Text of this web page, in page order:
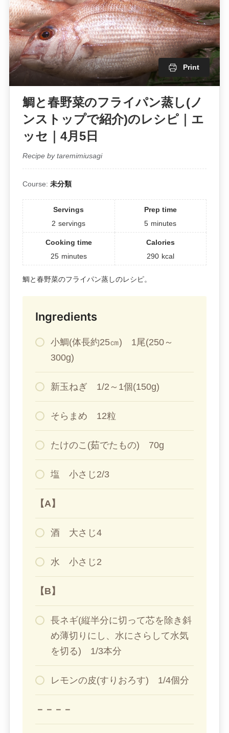
Print
鯛と春野菜のフライパン蒸し(ノ
ンストップで紹介)のレシピ｜エ
ッセ｜4月5日
Recipe by taremimiusagi
Course: 未分類
Servings
2 servings
Prep time
5 minutes
Cooking time
25 minutes
Calories
290 kcal
鯛と春野菜のフライパン蒸しのレシピ。
Ingredients
小鯛(体長約25㎝) 1尾(250～
300g)
新玉ねぎ 1/2～1個(150g)
そらまめ 12粒
たけのこ(茹でたもの) 70g
塩 小さじ2/3
【A】
酒 大さじ4
水 小さじ2
【B】
長ネギ(縦半分に切って芯を除き斜
め薄切りにし、水にさらして水気
を切る) 1/3本分
レモンの皮(すりおろす) 1/4個分
－－－－